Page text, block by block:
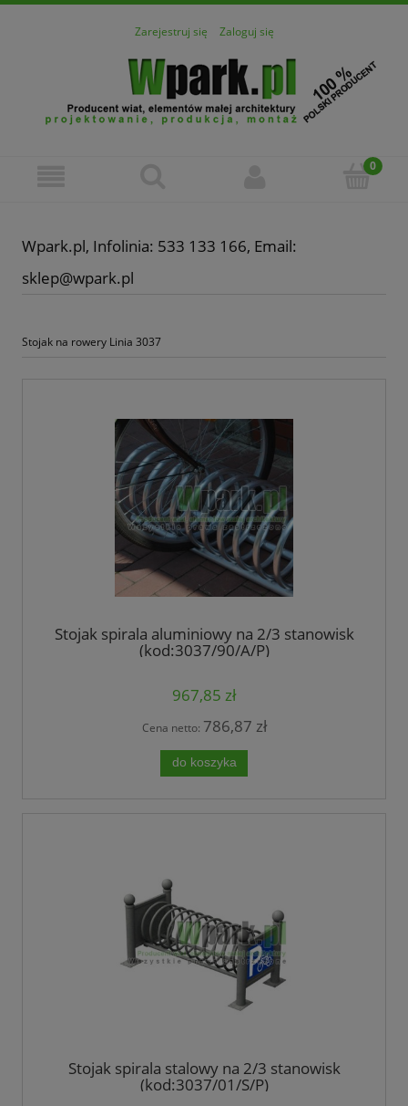
Zarejestruj się Zaloguj się
Wpark.pl, Infolinia: 533 133 166, Email:
sklep@wpark.pl
Stojak na rowery Linia 3037
Stojak spirala aluminiowy na 2/3 stanowisk
(kod:3037/90/A/P)
967,85 zł
Cena netto: 786,87 zł
do koszyka
Stojak spirala stalowy na 2/3 stanowisk
(kod:3037/01/S/P)